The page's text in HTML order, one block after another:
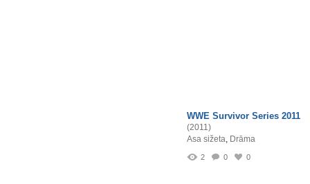
WWE Survivor Series 2011
(2011)
Asa sižeta, Drāma
2 0 0